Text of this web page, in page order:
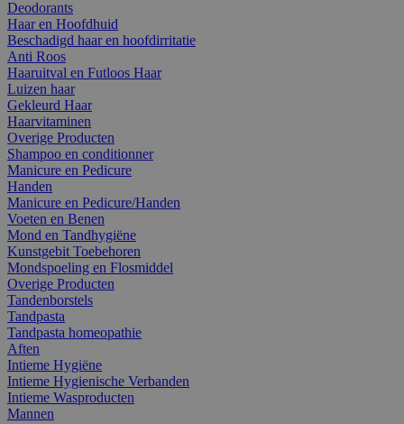
Deodorants
Haar en Hoofdhuid
Beschadigd haar en hoofdirritatie
Anti Roos
Haaruitval en Futloos Haar
Luizen haar
Gekleurd Haar
Haarvitaminen
Overige Producten
Shampoo en conditionner
Manicure en Pedicure
Handen
Manicure en Pedicure/Handen
Voeten en Benen
Mond en Tandhygiëne
Kunstgebit Toebehoren
Mondspoeling en Flosmiddel
Overige Producten
Tandenborstels
Tandpasta
Tandpasta homeopathie
Aften
Intieme Hygiëne
Intieme Hygienische Verbanden
Intieme Wasproducten
Mannen